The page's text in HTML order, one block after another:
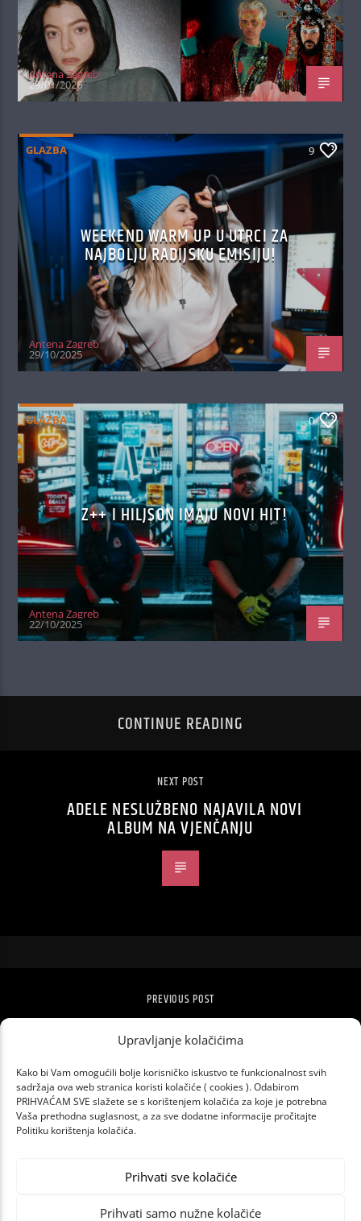
Upravljanje kolačićima
Kako bi Vam omogućili bolje korisničko iskustvo te funkcionalnost svih
sadržaja ova web stranica koristi kolačiće ( cookies ). Odabirom
PRIHVAĆAM SVE slažete se s korištenjem kolačića za koje je potrebna
Vaša prethodna suglasnost, a za sve dodatne informacije pročitajte
Politiku korištenja kolačića.
Prihvati sve kolačiće
Prihvati samo nužne kolačiće
Antena Zagreb
29/01/2026
GLAZBA 9
WEEKEND WARM UP U UTRCI ZA
NAJBOLJU RADIJSKU EMISIJU!
Antena Zagreb
29/10/2025
GLAZBA 0
Z++ I HILJSON IMAJU NOVI HIT!
Antena Zagreb
22/10/2025
CONTINUE READING
NEXT POST
ADELE NESLUŽBENO NAJAVILA NOVI
ALBUM NA VJENČANJU
PREVIOUS POST
TJEDAN OTVORENIH VRATA MUZEJA ZA
UMJETNOST I OBRT